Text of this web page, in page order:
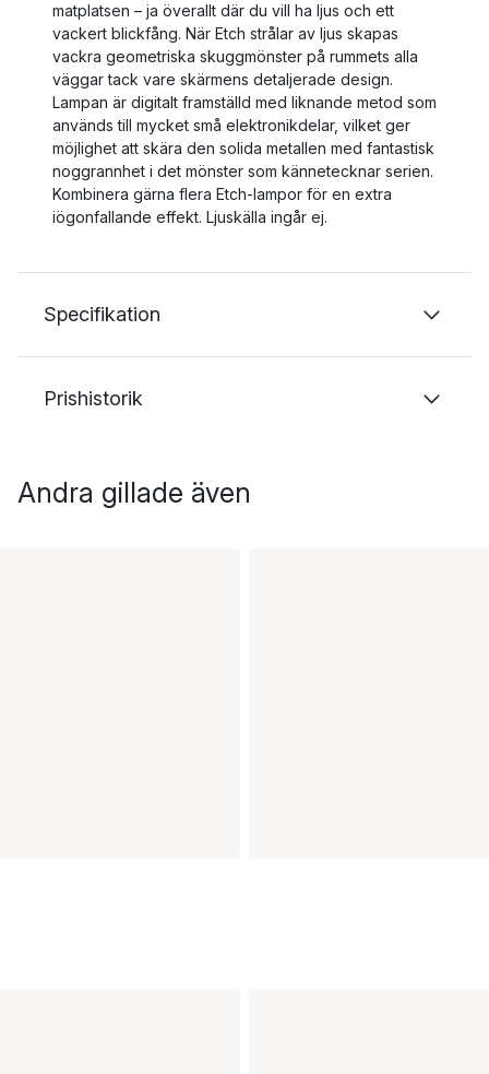
matplatsen – ja överallt där du vill ha ljus och ett
vackert blickfång. När Etch strålar av ljus skapas
vackra geometriska skuggmönster på rummets alla
väggar tack vare skärmens detaljerade design.
Lampan är digitalt framställd med liknande metod som
används till mycket små elektronikdelar, vilket ger
möjlighet att skära den solida metallen med fantastisk
noggrannhet i det mönster som kännetecknar serien.
Kombinera gärna flera Etch-lampor för en extra
iögonfallande effekt. Ljuskälla ingår ej.
Specifikation
Prishistorik
Andra gillade även